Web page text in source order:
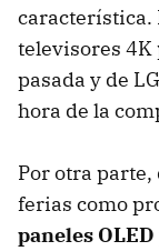
característica.
televisores 4K
pasada y de
hora de la
Por otra parte,
ferias como
paneles OLED